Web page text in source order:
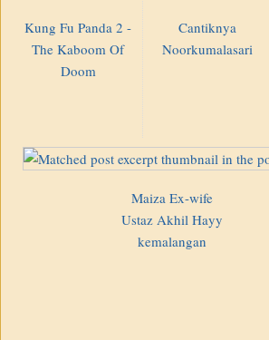
Kung Fu Panda 2 -
The Kaboom Of
Doom
Cantiknya
Noorkumalasari
Maiza Ex-wife
Ustaz Akhil Hayy
kemalangan